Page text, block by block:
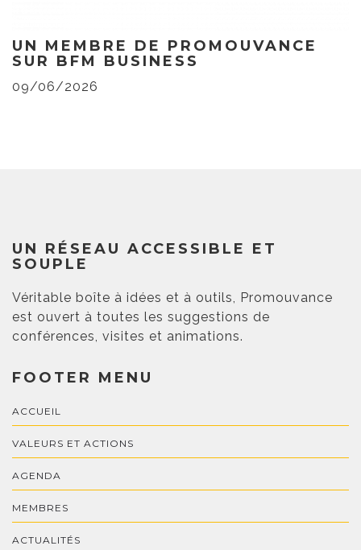
UN MEMBRE DE PROMOUVANCE
SUR BFM BUSINESS
09/06/2026
UN RÉSEAU ACCESSIBLE ET
SOUPLE
Véritable boîte à idées et à outils, Promouvance
est ouvert à toutes les suggestions de
conférences, visites et animations.
FOOTER MENU
ACCUEIL
VALEURS ET ACTIONS
AGENDA
MEMBRES
ACTUALITÉS